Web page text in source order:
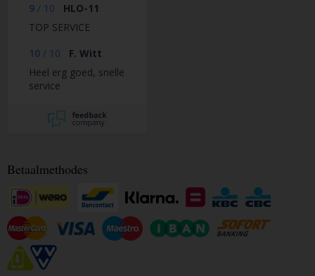
9 / 10
HLO-11
TOP SERVICE
10 / 10
F. Witt
Heel erg goed, snelle
service
Betaalmethodes